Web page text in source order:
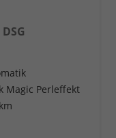
Magic Perleffekt